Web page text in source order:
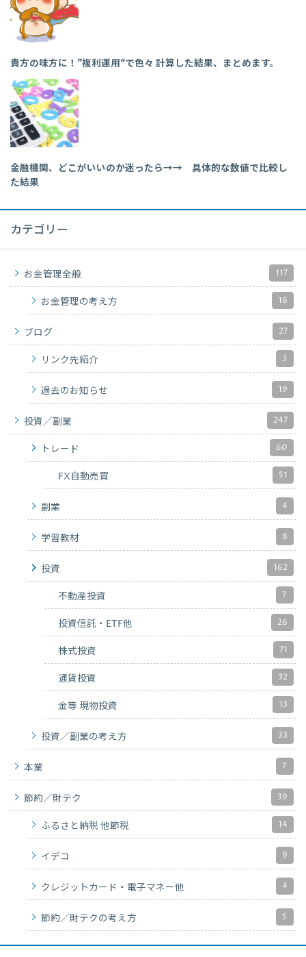
貴方の味方に！”複利運用“で色々 計算した結果、まとめます。
金融機関、どこがいいのか迷ったら→→ 具体的な数値で比較し
た結果
カテゴリー
お金管理全般 117
お金管理の考え方 16
ブログ 27
リンク先紹介 3
過去のお知らせ 19
投資／副業 247
トレード 60
FX自動売買 51
副業 4
学習教材 8
投資 162
不動産投資 7
投資信託・ETF他 26
株式投資 71
通貨投資 32
金等 現物投資 13
投資／副業の考え方 33
本業 7
節約／財テク 39
ふるさと納税 他節税 14
イデコ 9
クレジットカード・電子マネー他 4
節約／財テクの考え方 5